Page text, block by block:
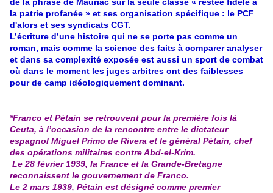
la patrie profanée » et ses organisation spécifique : le PCF
d'alors et ses syndicats CGT.
L’écriture d’une histoire qui ne se porte pas comme un
roman, mais comme la science des faits à comparer analyser
et dans sa complexité exposée est aussi un sport de combat
où dans le moment les juges arbitres ont des faiblesses
pour de camp idéologiquement dominant.
*Franco et Pétain se retrouvent pour la première fois là
Ceuta, à l’occasion de la rencontre entre le dictateur
espagnol Miguel Primo de Rivera et le général Pétain, chef
des opérations militaires contre Abd-el-Krim.
Le 28 février 1939, la France et la Grande-Bretagne
reconnaissent le gouvernement de Franco.
Le 2 mars 1939, Pétain est désigné comme premier